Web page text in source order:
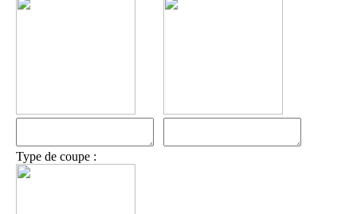
Type de coupe :